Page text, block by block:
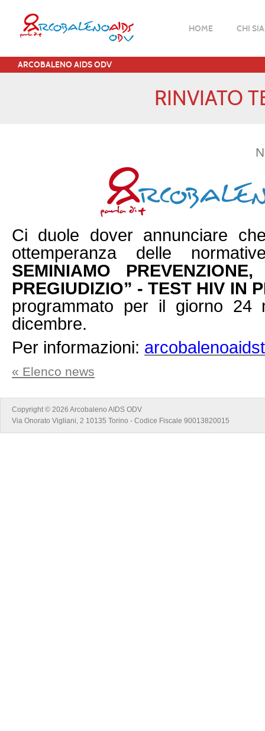
HOME CHI
ARCOBALENO AIDS ODV
RINVIATO
Ci duole dover annunciare
ottemperanza delle
SEMINIAMO
PREGIUDIZIO” - TEST HIV IN
programmato per il giorno 24
dicembre.
Per informazioni:
« Elenco news
Copyright © 2026 Arcobaleno AIDS ODV
Via Onorato Vigliani, 2 10135 Torino - Codice Fiscale 90013820015